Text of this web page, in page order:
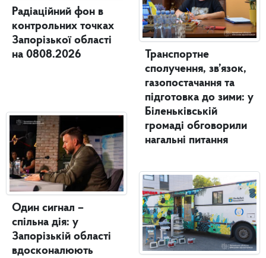
Радіаційний фон в
контрольних точках
Запорізької області
на 0808.2026
Один сигнал –
спільна дія: у
Запорізькій області
вдосконалюють
Транспортне
сполучення, зв’язок,
газопостачання та
підготовка до зими: у
Біленьківській
громаді обговорили
нагальні питання